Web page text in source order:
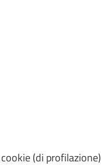
(di profilazione)